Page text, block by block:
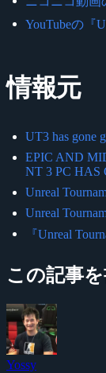
YouTubeの『
情報元
UT3 has gone
EPIC AND
NT 3 PC HAS
Unreal
Unreal
『Unreal
この記事
Yossy